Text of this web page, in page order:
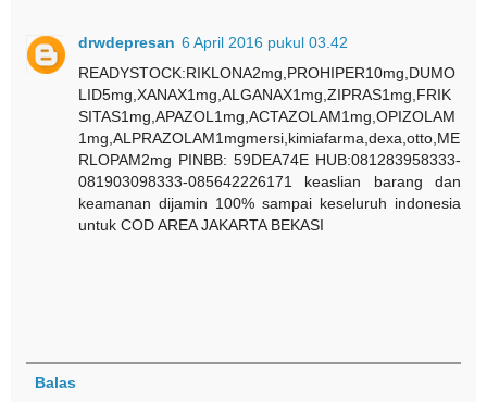
drwdepresan 6 April 2016 pukul 03.42
READYSTOCK:RIKLONA2mg,PROHIPER10mg,DUMO
LID5mg,XANAX1mg,ALGANAX1mg,ZIPRAS1mg,FRIK
SITAS1mg,APAZOL1mg,ACTAZOLAM1mg,OPIZOLAM
1mg,ALPRAZOLAM1mgmersi,kimiafarma,dexa,otto,ME
RLOPAM2mg PINBB: 59DEA74E HUB:081283958333-
081903098333-085642226171 keaslian barang dan
keamanan dijamin 100% sampai keseluruh indonesia
untuk COD AREA JAKARTA BEKASI
Balas